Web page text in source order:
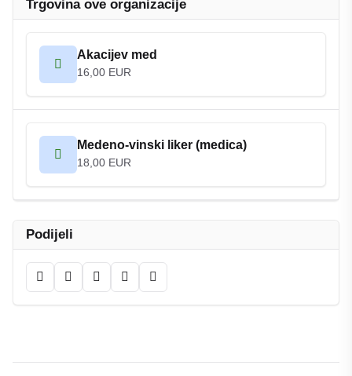
Trgovina ove organizacije
Akacijev med
16,00 EUR
Medeno-vinski liker (medica)
18,00 EUR
Podijeli